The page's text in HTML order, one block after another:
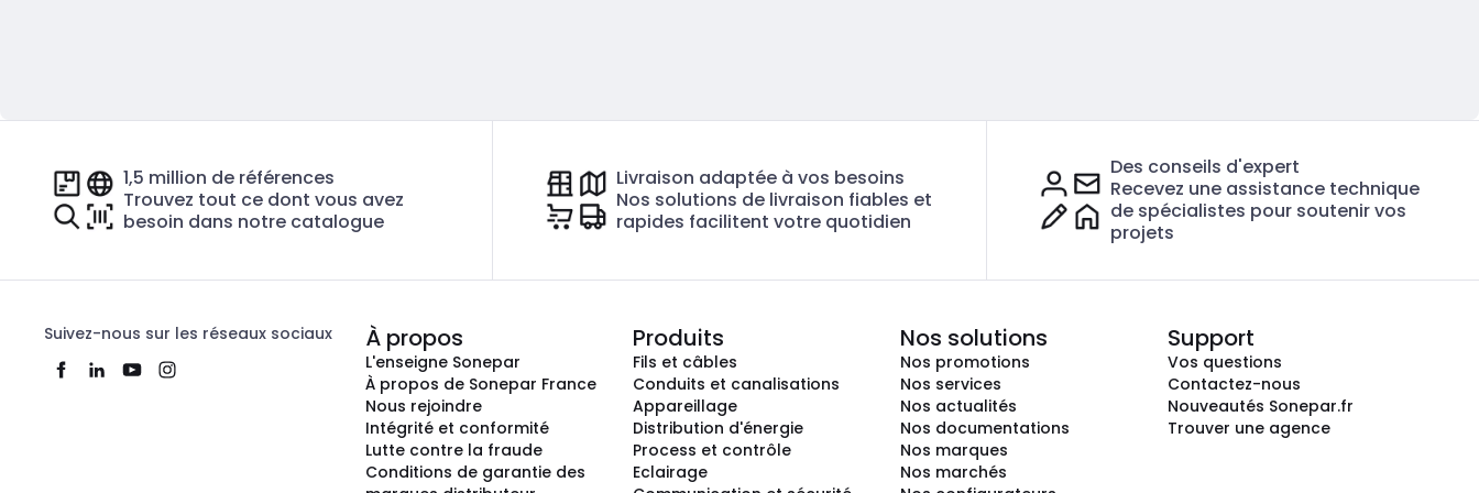
1,5 million de références
Trouvez tout ce dont vous avez
besoin dans notre catalogue
Livraison adaptée à vos besoins
Nos solutions de livraison fiables et
rapides facilitent votre quotidien
Des conseils d'expert
Recevez une assistance technique
de spécialistes pour soutenir vos
projets
Suivez-nous sur les réseaux sociaux À propos
L'enseigne Sonepar
À propos de Sonepar France
Nous rejoindre
Intégrité et conformité
Lutte contre la fraude
Conditions de garantie des
Produits
Fils et câbles
Conduits et canalisations
Appareillage
Distribution d'énergie
Process et contrôle
Eclairage
Nos solutions
Nos promotions
Nos services
Nos actualités
Nos documentations
Nos marques
Nos marchés
Support
Vos questions
Contactez-nous
Nouveautés Sonepar.fr
Trouver une agence